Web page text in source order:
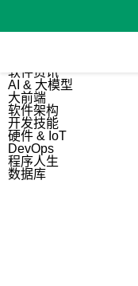
软件资讯
AI & 大模型
大前端
软件架构
开发技能
硬件 & IoT
DevOps
程序人生
数据库